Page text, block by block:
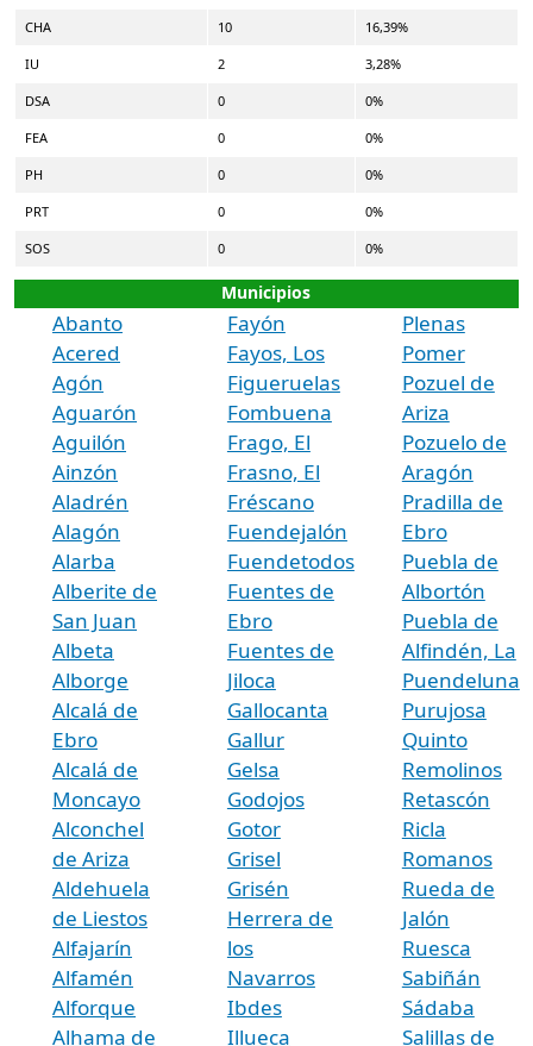
CHA 10 16,39%
IU 2 3,28%
DSA 0 0%
FEA 0 0%
PH 0 0%
PRT 0 0%
SOS 0 0%
Municipios
Abanto
Acered
Agón
Aguarón
Aguilón
Ainzón
Aladrén
Alagón
Alarba
Alberite de
San Juan
Albeta
Alborge
Alcalá de
Ebro
Alcalá de
Moncayo
Alconchel
de Ariza
Aldehuela
de Liestos
Alfajarín
Alfamén
Alforque
Alhama de
Fayón
Fayos, Los
Figueruelas
Fombuena
Frago, El
Frasno, El
Fréscano
Fuendejalón
Fuendetodos
Fuentes de
Ebro
Fuentes de
Jiloca
Gallocanta
Gallur
Gelsa
Godojos
Gotor
Grisel
Grisén
Herrera de
los
Navarros
Ibdes
Illueca
Plenas
Pomer
Pozuel de
Ariza
Pozuelo de
Aragón
Pradilla de
Ebro
Puebla de
Albortón
Puebla de
Alfindén, La
Puendeluna
Purujosa
Quinto
Remolinos
Retascón
Ricla
Romanos
Rueda de
Jalón
Ruesca
Sabiñán
Sádaba
Salillas de